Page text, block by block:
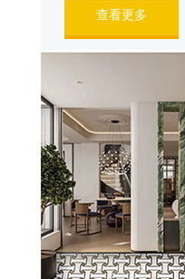
查看更多